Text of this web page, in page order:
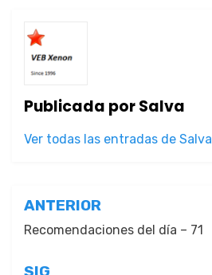
Publicada porSalva
Ver todas las entradas de Salva
Navegación
de
entradas
ANTERIOR
Recomendaciones del día – 71
SIG